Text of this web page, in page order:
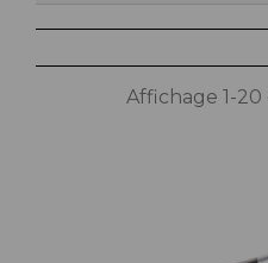
Affichage 1-20